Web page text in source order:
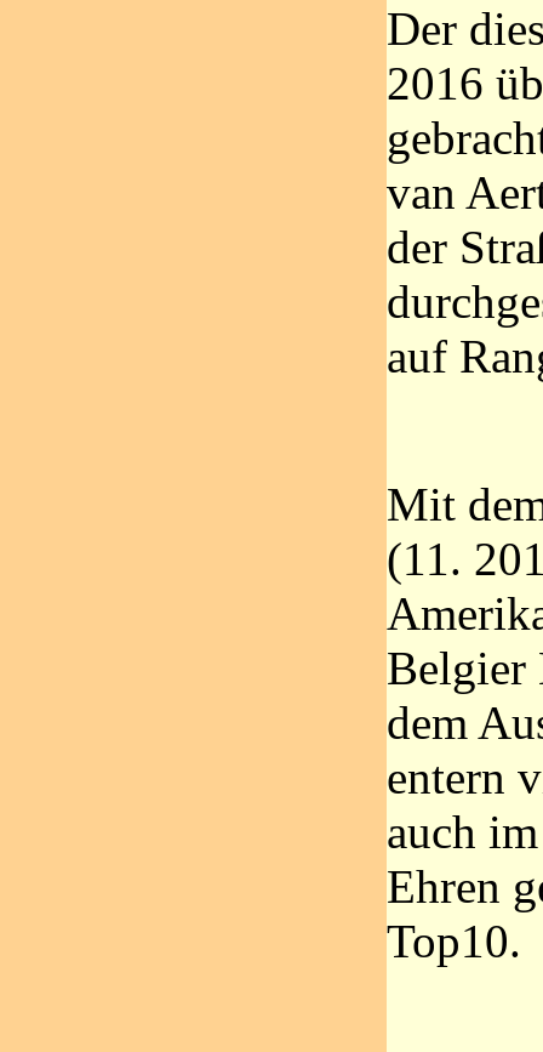
Der
2016
van
der
auf
Mit
(11.
Belgier
dem
entern
auch
Ehren
Top10.